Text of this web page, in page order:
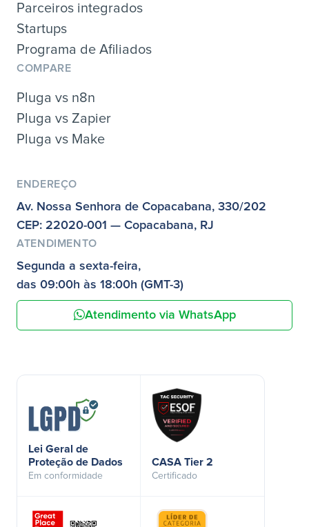
Parceiros integrados
Startups
Programa de Afiliados
COMPARE
Pluga vs n8n
Pluga vs Zapier
Pluga vs Make
ENDEREÇO
Av. Nossa Senhora de Copacabana, 330/202
CEP: 22020-001 — Copacabana, RJ
ATENDIMENTO
Segunda a sexta-feira,
das 09:00h às 18:00h (GMT-3)
Atendimento via WhatsApp
Lei Geral de
Proteção de Dados
Em conformidade
CASA Tier 2
Certificado